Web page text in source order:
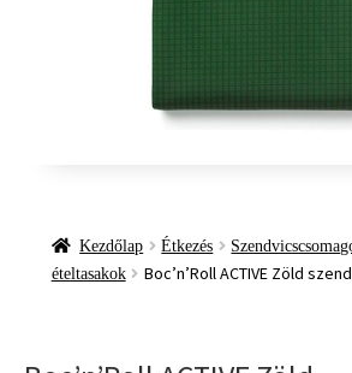
Kezdőlap Étkezés
ételtasakok
Boc’n’Roll ACTIVE Zöld